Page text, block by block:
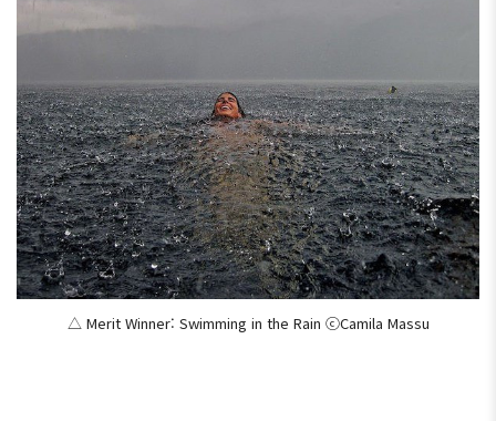
△ Merit Winner: Swimming in the Rain ⓒCamila Massu